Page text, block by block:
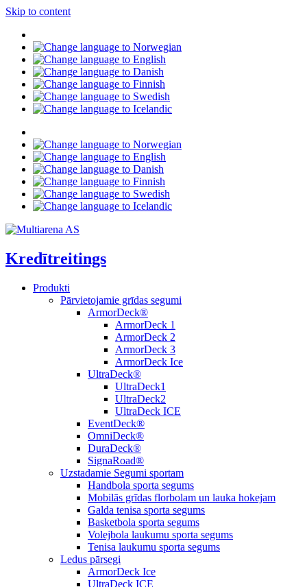
Skip to content
Kredītreitings
Produkti
Pārvietojamie grīdas segumi
ArmorDeck®
ArmorDeck 1
ArmorDeck 2
ArmorDeck 3
ArmorDeck Ice
UltraDeck®
UltraDeck1
UltraDeck2
UltraDeck ICE
EventDeck®
OmniDeck®
DuraDeck®
SignaRoad®
Uzstadamie Segumi sportam
Handbola sporta segums
Mobilās grīdas florbolam un lauka hokejam
Galda tenisa sporta segums
Basketbola sporta segums
Volejbola laukumu sporta segums
Tenisa laukumu sporta segums
Ledus pārsegi
ArmorDeck Ice
UltraDeck ICE